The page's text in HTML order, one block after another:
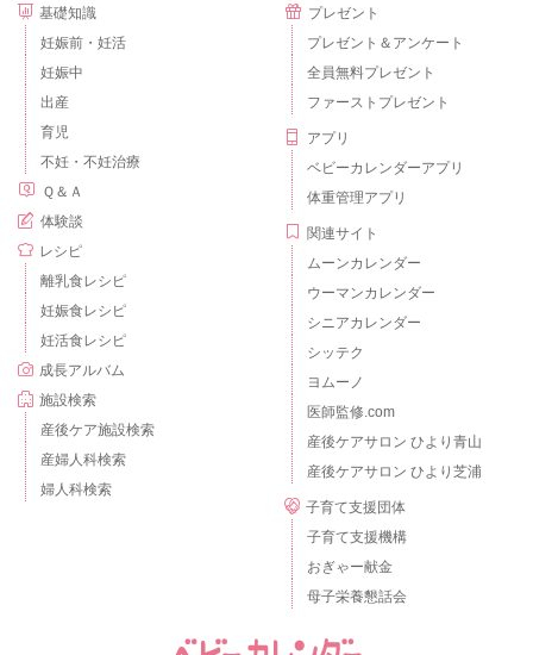
基礎知識
妊娠前・妊活
妊娠中
出産
育児
不妊・不妊治療
Ｑ＆Ａ
体験談
レシピ
離乳食レシピ
妊娠食レシピ
妊活食レシピ
成長アルバム
施設検索
産後ケア施設検索
産婦人科検索
婦人科検索
プレゼント
プレゼント＆アンケート
全員無料プレゼント
ファーストプレゼント
アプリ
ベビーカレンダーアプリ
体重管理アプリ
関連サイト
ムーンカレンダー
ウーマンカレンダー
シニアカレンダー
シッテク
ヨムーノ
医師監修.com
産後ケアサロン ひより青山
産後ケアサロン ひより芝浦
子育て支援団体
子育て支援機構
おぎゃー献金
母子栄養懇話会